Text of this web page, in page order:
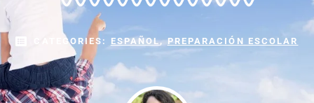
CATEGORIES: ESPAÑOL,PREPARACIÓN ESCOLAR